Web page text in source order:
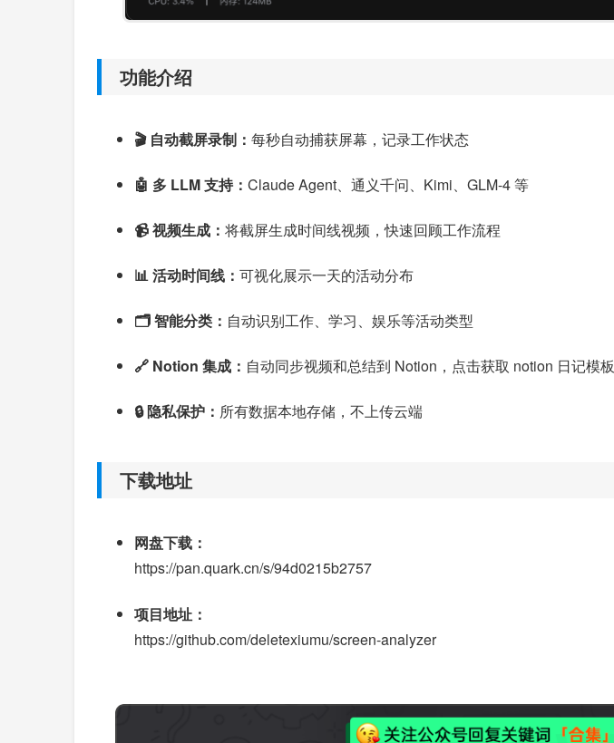
功能介绍
🎬 自动截屏录制： 每秒自动捕获屏幕，记录工作状态
🤖 多 LLM 支持： Claude Agent、通义千问、Kimi、GLM-4 等
📹 视频生成： 将截屏生成时间线视频，快速回顾工作流程
📊 活动时间线： 可视化展示一天的活动分布
🗂️ 智能分类： 自动识别工作、学习、娱乐等活动类型
🔗 Notion 集成： 自动同步视频和总结到 Notion，点击获取 notion 日记模板
🔒 隐私保护： 所有数据本地存储，不上传云端
下载地址
网盘下载：
https://pan.quark.cn/s/94d0215b2757
项目地址：
https://github.com/deletexiumu/screen-analyzer